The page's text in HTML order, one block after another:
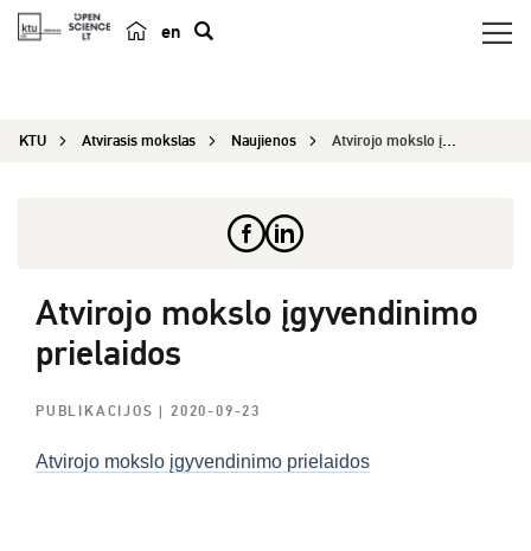
en
e
KTU Atvirasis mokslas Naujienos Atvirojo mokslo įgyvendinimo prielaidos
Atvirojo mokslo įgyvendinimo
prielaidos
PUBLIKACIJOS | 2020-09-23
Atvirojo mokslo įgyvendinimo prielaidos